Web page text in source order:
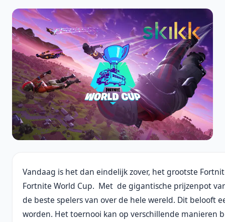
Vandaag is het dan eindelijk zover, het grootste
Fortnite World Cup. Met de gigantische prijzenpot
de beste spelers van over de hele wereld. Dit belooft
worden. Het toernooi kan op verschillende manieren